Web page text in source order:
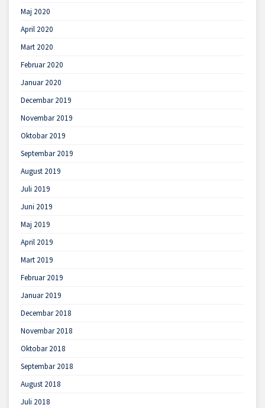
Maj 2020
April 2020
Mart 2020
Februar 2020
Januar 2020
Decembar 2019
Novembar 2019
Oktobar 2019
Septembar 2019
August 2019
Juli 2019
Juni 2019
Maj 2019
April 2019
Mart 2019
Februar 2019
Januar 2019
Decembar 2018
Novembar 2018
Oktobar 2018
Septembar 2018
August 2018
Juli 2018